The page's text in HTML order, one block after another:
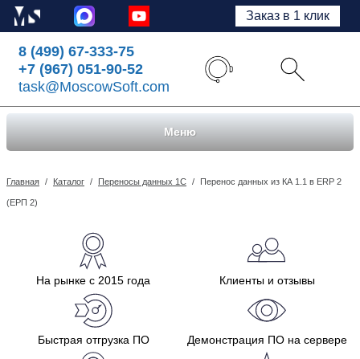
Заказ в 1 клик
8 (499) 67-333-75
+7 (967) 051-90-52
task@MoscowSoft.com
Меню
Главная / Каталог / Переносы данных 1С / Перенос данных из КА 1.1 в ERP 2
(ЕРП 2)
На рынке с 2015 года Клиенты и отзывы
Быстрая отгрузка ПО Демонстрация ПО на сервере